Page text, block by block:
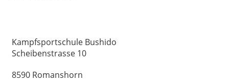
Kampfsportschule Bushido
Scheibenstrasse 10
8590 Romanshorn